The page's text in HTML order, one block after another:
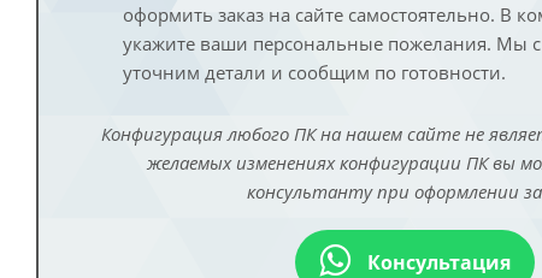
оформить заказ на сайте самостоятельно. В
укажите ваши персональные пожелания. Мы
уточним детали и сообщим по готовности.
Конфигурация любого ПК на нашем сайте не
желаемых изменениях конфигурации ПК вы
консультанту при оформлении
Консультация